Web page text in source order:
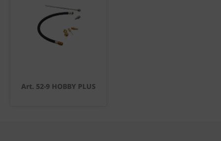
Art. 52-9 HOBBY PLUS